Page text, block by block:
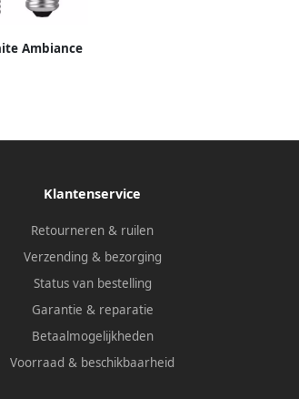
Ambiance
Bridge
Klantenservice
Retourneren & ruilen
Verzending & bezorging
Status van bestelling
Garantie & reparatie
Betaalmogelijkheden
Voorraad & beschikbaarheid